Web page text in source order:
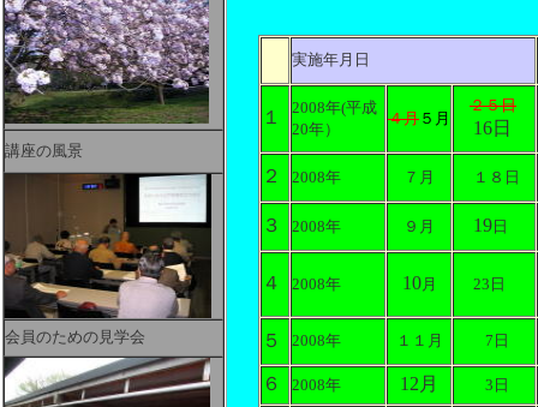
講座の風景
会員のための見学会
実施年月日
１
2008年(平成
20年）
４月 ５月
２５日
16日
２ 2008年 ７月 １８ 日
３ 2008年 ９月 19 日
４ 2008年 10月 23日
５ 2008年 １１月 7日
６ 2008年 12月 3日